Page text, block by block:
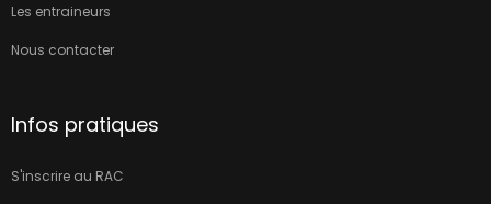
Les entraineurs
Nous contacter
Infos pratiques
S'inscrire au RAC